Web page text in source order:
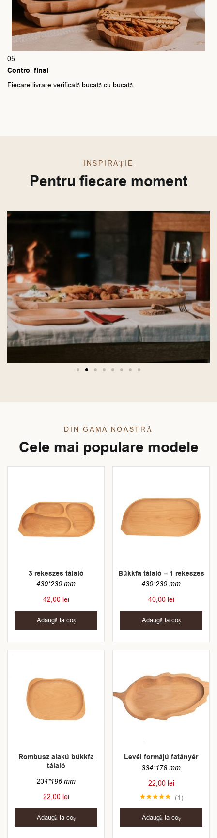
05
Control final
Fiecare livrare verificată bucată cu bucată.
INSPIRAȚIE
Pentru fiecare moment
DIN GAMA NOASTRĂ
Cele mai populare modele
3 rekeszes tálaló
430*230 mm
42,00 lei
Adaugă la coș
Bükkfa tálaló – 1 rekeszes
430*230 mm
40,00 lei
Adaugă la coș
Rombusz alakú bükkfa
tálaló
234*196 mm
22,00 lei
Adaugă la coș
Levél formájú fatányér
334*178 mm
22,00 lei
1
Adaugă la coș